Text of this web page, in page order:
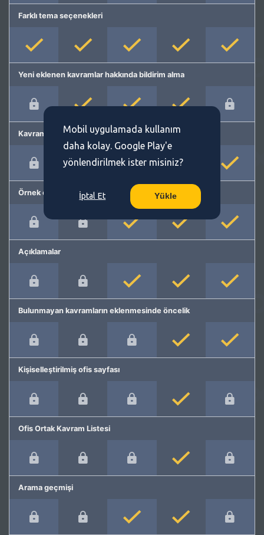
Farklı tema seçenekleri
Yeni eklenen kavramlar hakkında bildirim alma
Kavram önerme
Örnek cümleler
Açıklamalar
Bulunmayan kavramların eklenmesinde öncelik
Kişiselleştirilmiş ofis sayfası
Ofis Ortak Kavram Listesi
Arama geçmişi
Mobil uygulamada kullanım
daha kolay. Google Play'e
yönlendirilmek ister misiniz?
İptal Et Yükle